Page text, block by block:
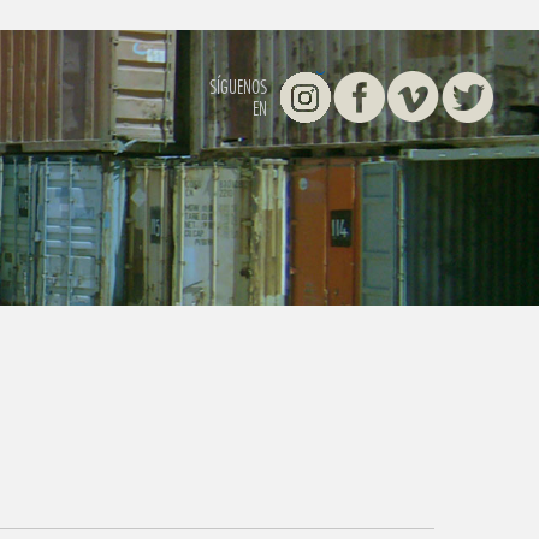
SÍGUENOS
EN
InstagramFacebookVimeoTwitter